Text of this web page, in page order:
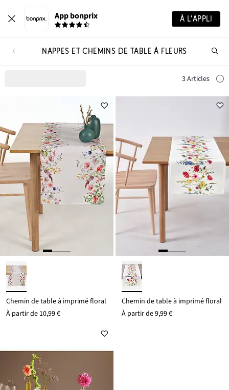
App bonprix À L’APPLI
NAPPES ET CHEMINS DE TABLE À FLEURS
3 Articles
Chemin de table à imprimé floral
À partir de 10,99 €
Chemin de table à imprimé floral
À partir de9,99 €